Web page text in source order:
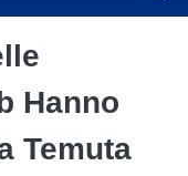
Hanno
Temuta